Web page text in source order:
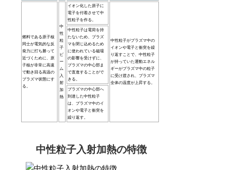
燃料である原子核
同士が電気的な反
発力に打ち勝って
近づくために、原
子核が非常に高速
で動き回る高温の
プラズマ状態にす
る。
中
性
粒
子
ビ
ー
ム
入
射
加
熱
イオン化した原子に
電子を付着させて中
性粒子を作る。
中性粒子がプラズマ中の
イオンや電子と衝突を繰
り返すことで、中性粒子
が持っていた運動エネル
ギーがプラズマ中の粒子
に受け渡され、プラズマ
全体の温度が上昇する。
中性粒子は電荷を持
たないため、プラズ
マを閉じ込めるため
に使われている磁場
の影響を受けずに、
プラズマの中心部ま
で直進することがで
きる。
プラズマの中心部へ
到達した中性粒子
は、プラズマ中のイ
オンや電子と衝突を
繰り返す。
中性粒子入射加熱の特徴